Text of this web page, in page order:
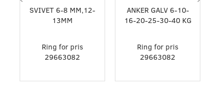
SVIVET 6-8 MM,12-
13MM
Ring for pris
29663082
ANKER GALV 6-10-
16-20-25-30-40 KG
Ring for pris
29663082